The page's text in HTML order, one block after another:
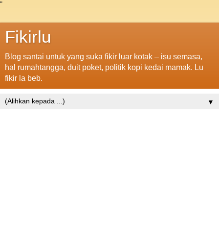
"
Fikirlu
Blog santai untuk yang suka fikir luar kotak – isu semasa,
hal rumahtangga, duit poket, politik kopi kedai mamak. Lu
fikir la beb.
▼